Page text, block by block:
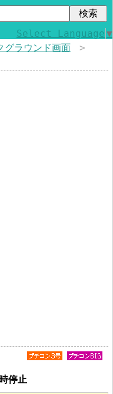
Select Language ▼
グラウンド画面
>
停止